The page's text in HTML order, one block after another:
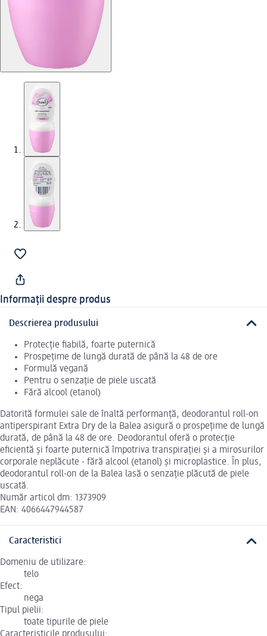
Informații despre produs
Descrierea produsului
Protecție fiabilă, foarte puternică
Prospețime de lungă durată de până la 48 de ore
Formulă vegană
Pentru o senzație de piele uscată
Fără alcool (etanol)
Datorită formulei sale de înaltă performanță, deodorantul roll-on
antiperspirant Extra Dry de la Balea asigură o prospețime de lungă
durată, de până la 48 de ore. Deodorantul oferă o protecție
eficientă și foarte puternică împotriva transpirației și a mirosurilor
corporale neplăcute - fără alcool (etanol) și microplastice. În plus,
deodorantul roll-on de la Balea lasă o senzație plăcută de piele
uscată.
Număr articol dm: 1373909
EAN: 4066447944587
Caracteristici
Domeniu de utilizare:
telo
Efect:
nega
Tipul pielii:
toate tipurile de piele